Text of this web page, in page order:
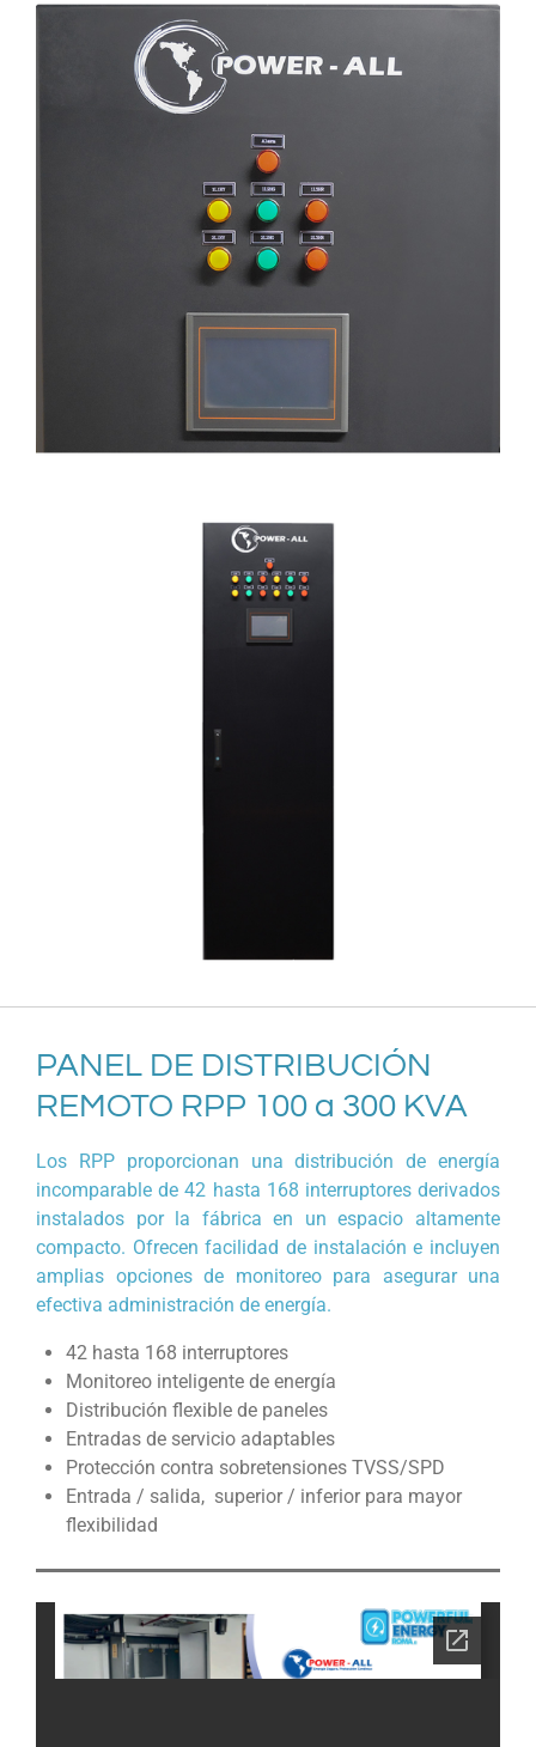
PANEL DE DISTRIBUCIÓN
REMOTO RPP 100 a 300 KVA
Los RPP proporcionan una distribución de energía
incomparable de 42 hasta 168 interruptores derivados
instalados por la fábrica en un espacio altamente
compacto. Ofrecen facilidad de instalación e incluyen
amplias opciones de monitoreo para asegurar una
efectiva administración de energía.
42 hasta 168 interruptores
Monitoreo inteligente de energía
Distribución flexible de paneles
Entradas de servicio adaptables
Protección contra sobretensiones TVSS/SPD
Entrada / salida, superior / inferior para mayor
flexibilidad